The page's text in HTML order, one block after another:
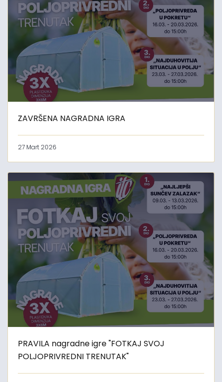
ZAVRŠENA NAGRADNA IGRA
27 Mart 2026
PRAVILA nagradne igre "FOTKAJ SVOJ
POLJOPRIVREDNI TRENUTAK"